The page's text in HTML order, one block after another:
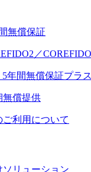
無償保証
／
年間無償保証プラス
無償提供
利用について
ソリューション